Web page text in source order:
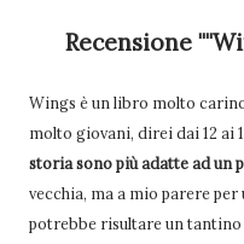
Recensione
Wings è un libro molto
molto giovani, direi dai 12 ai
storia sono più adatte ad un
vecchia, ma a mio parere
potrebbe risultare un